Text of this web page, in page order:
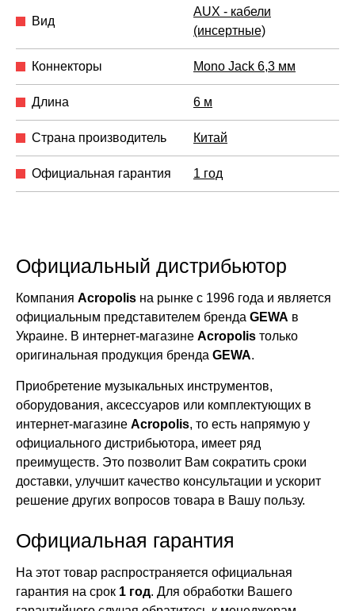
Вид
AUX - кабели
(инсертные)
Коннекторы Mono Jack 6,3 мм
Длина 6 м
Страна производитель Китай
Официальная гарантия 1 год
Официальный дистрибьютор
Компания Acropolis на рынке с 1996 года и является
официальным представителем бренда GEWA в
Украине. В интернет-магазине Acropolis только
оригинальная продукция бренда GEWA.
Приобретение музыкальных инструментов,
оборудования, аксессуаров или комплектующих в
интернет-магазине Acropolis, то есть напрямую у
официального дистрибьютора, имеет ряд
преимуществ. Это позволит Вам сократить сроки
доставки, улучшит качество консультации и ускорит
решение других вопросов товара в Вашу пользу.
Официальная гарантия
На этот товар распространяется официальная
гарантия на срок 1 год. Для обработки Вашего